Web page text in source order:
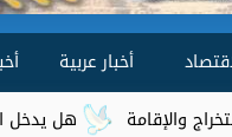
أخبار عربية
هل يدخل المصريون